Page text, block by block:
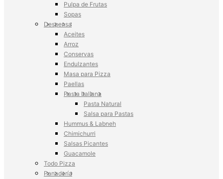
Pulpa de Frutas
Sopas
Despensa
Aceites
Arroz
Conservas
Endulzantes
Masa para Pizza
Paellas
Pasta Italiana
Pasta Natural
Salsa para Pastas
Hummus & Labneh
Chimichurri
Salsas Picantes
Guacamole
Todo Pizza
Panadería